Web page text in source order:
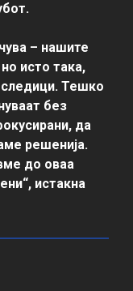
– нашите
исто така,
Тешко
без
да
решенија.
до оваа
истакна